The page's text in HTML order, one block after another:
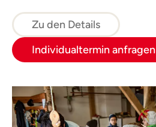
Zu den Details
Individualtermin anfragen